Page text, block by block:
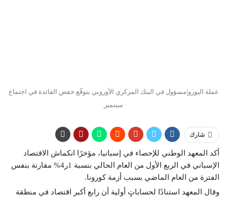
عملة اليورو|مسؤول في البنك المركزي الأوروبي يتوقّع خفض الفائدة في اجتماع
سبتمبر
شارك
أكد المعهد الوطني للإحصاء في إسبانيا، مؤخرًا انكماش الاقتصاد
الإسباني في الربع الأول من العام الحالي بنسبة 1ر4% مقارنة بنفس
الفترة من العام الماضي بسبب أزمة كورونا.
وقال المعهد استنادًا لحساباتٍ أولية أن رابع أكبر اقتصاد في منطقة